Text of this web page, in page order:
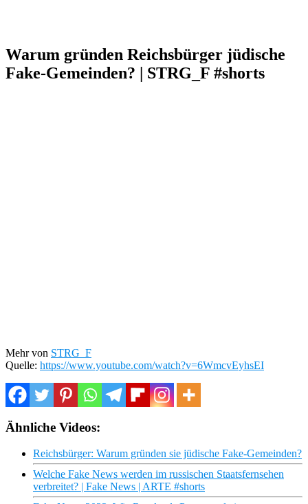
Warum gründen Reichsbürger jüdische
Fake-Gemeinden? | STRG_F #shorts
Mehr von STRG_F
Quelle: https://www.youtube.com/watch?v=6WmcvEyhsEI
Ähnliche Videos:
Reichsbürger: Warum gründen sie jüdische Fake-Gemeinden?
Welche Fake News werden im russischen Staatsfernsehen
verbreitet? | Fake News | ARTE #shorts